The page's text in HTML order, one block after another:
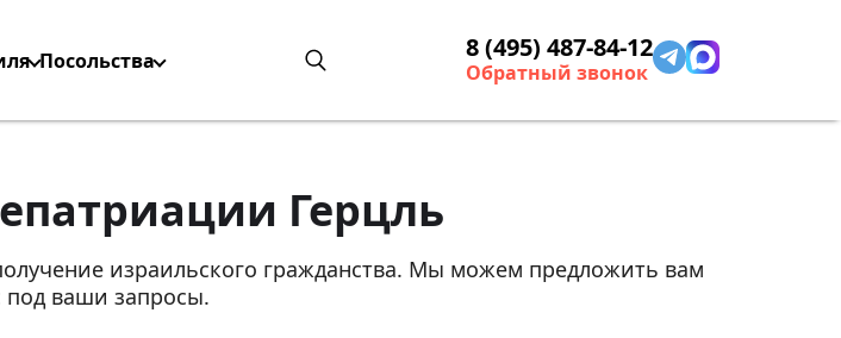
Посольства 8 (495) 487-84-12
Обратный звонок
Герцль
израильского гражданства. Мы можем предложить вам
ваши запросы.